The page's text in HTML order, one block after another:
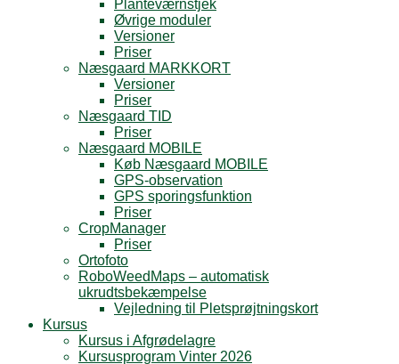
Planteværnstjek
Øvrige moduler
Versioner
Priser
Næsgaard MARKKORT
Versioner
Priser
Næsgaard TID
Priser
Næsgaard MOBILE
Køb Næsgaard MOBILE
GPS-observation
GPS sporingsfunktion
Priser
CropManager
Priser
Ortofoto
RoboWeedMaps – automatisk
ukrudtsbekæmpelse
Vejledning til Pletsprøjtningskort
Kursus
Kursus i Afgrødelagre
Kursusprogram Vinter 2026